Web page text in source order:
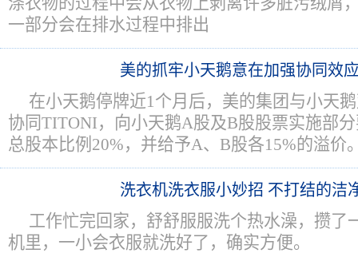
一部分会在排水过程中排出
美的抓牢小天鹅意在加强协同效
在小天鹅停牌近1个月后，美的集团与小天
协同TITONI，向小天鹅A股及B股股票实施部
总股本比例20%，并给予A、B股各15%的溢价
洗衣机洗衣服小妙招 不打结的洁
工作忙完回家，舒舒服服洗个热水澡，攒了
机里，一小会衣服就洗好了，确实方便。